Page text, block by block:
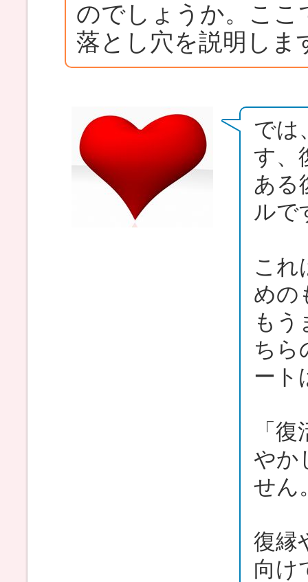
のでしょうか。ここ
落とし穴を説明しま
では
す、
ある
ルで
これ
めの
もう
ちら
ート
「
やか
せん
復縁
向け